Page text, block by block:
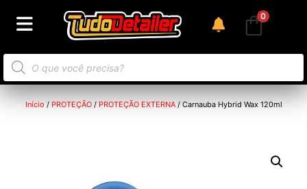
0
Início / PROTEÇÃO/ PROTEÇÃO EXTERNA/ Carnauba Hybrid Wax 120ml